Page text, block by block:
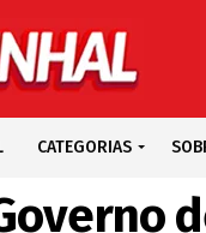
CATEGORIAS